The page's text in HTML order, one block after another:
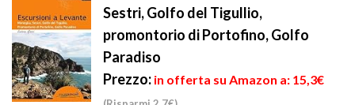
Sestri, Golfo del Tigullio,
promontorio di Portofino, Golfo
Paradiso
Prezzo: in offerta su Amazon a: 15,3€